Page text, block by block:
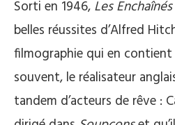
Sorti en 1946, Les Enchaînés
belles réussites d’Alfred
filmographie qui en
souvent, le réalisateur
tandem d’acteurs de rêve :